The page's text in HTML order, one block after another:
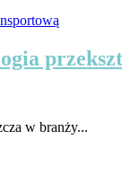
w branży...